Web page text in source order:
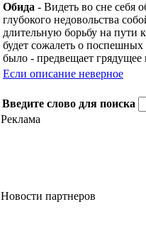
Обида - Видеть во сне себя
глубокого недовольства
длительную борьбу на пути
будет сожалеть о
было - предвещает грядущее
Если описание неверное
Введите слово для поиска
Реклама
Новости партнеров